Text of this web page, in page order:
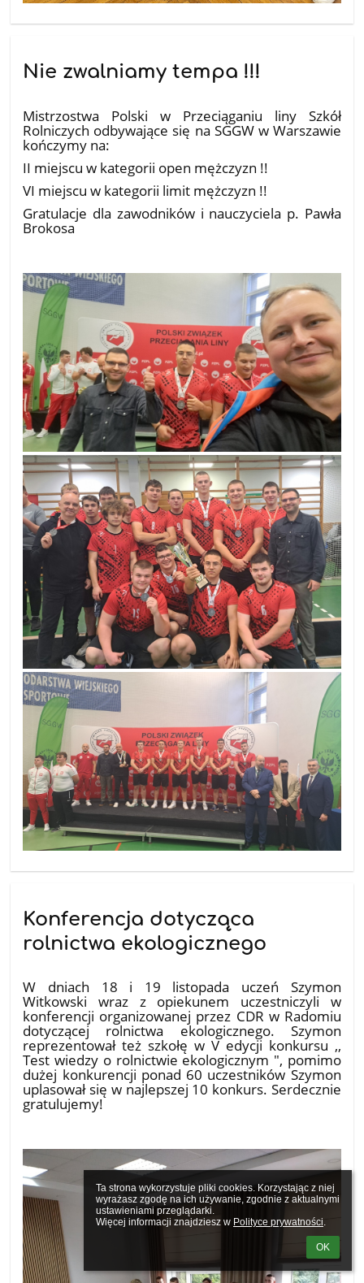
Ta strona wykorzystuje pliki cookies. Korzystając z niej
wyrażasz zgodę na ich używanie, zgodnie z aktualnymi
ustawieniami przeglądarki.
Więcej informacji znajdziesz w Polityce prywatności.
OK
Nie zwalniamy tempa !!!
Mistrzostwa Polski w Przeciąganiu liny Szkół
Rolniczych odbywające się na SGGW w Warszawie
kończymy na:
II miejscu w kategorii open mężczyzn !!
VI miejscu w kategorii limit mężczyzn !!
Gratulacje dla zawodników i nauczyciela p. Pawła
Brokosa
Konferencja dotycząca
rolnictwa ekologicznego
W dniach 18 i 19 listopada uczeń Szymon
Witkowski wraz z opiekunem uczestniczyli w
konferencji organizowanej przez CDR w Radomiu
dotyczącej rolnictwa ekologicznego. Szymon
reprezentował też szkołę w V edycji konkursu ,,
Test wiedzy o rolnictwie ekologicznym ", pomimo
dużej konkurencji ponad 60 uczestników Szymon
uplasował się w najlepszej 10 konkurs. Serdecznie
gratulujemy!